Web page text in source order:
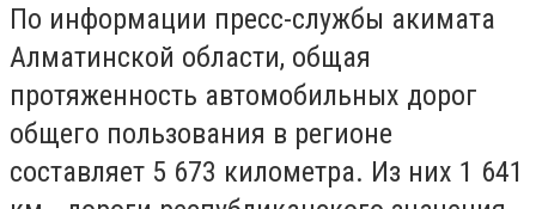
По информации пресс-службы акимата
Алматинской области, общая
протяженность автомобильных дорог
общего пользования в регионе
составляет 5 673 километра. Из них 1 641